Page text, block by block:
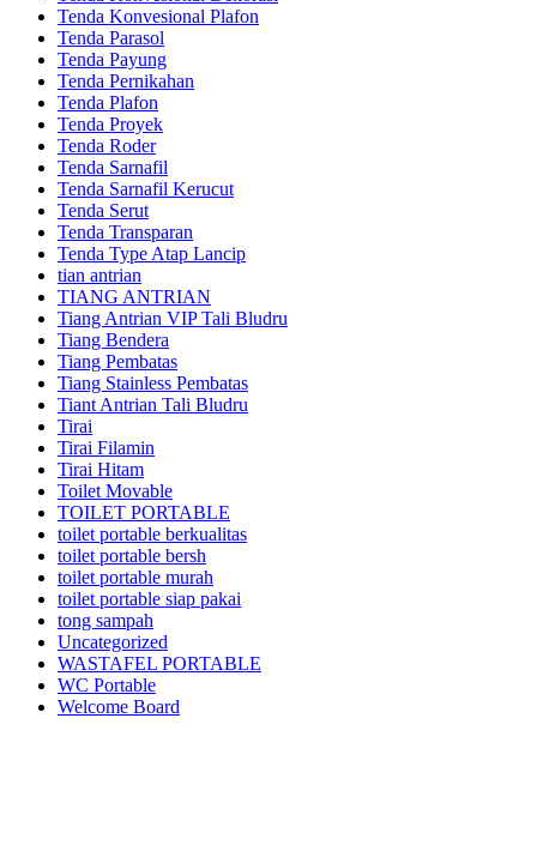
Tenda Konvesional Plafon
Tenda Parasol
Tenda Payung
Tenda Pernikahan
Tenda Plafon
Tenda Proyek
Tenda Roder
Tenda Sarnafil
Tenda Sarnafil Kerucut
Tenda Serut
Tenda Transparan
Tenda Type Atap Lancip
tian antrian
TIANG ANTRIAN
Tiang Antrian VIP Tali Bludru
Tiang Bendera
Tiang Pembatas
Tiang Stainless Pembatas
Tiant Antrian Tali Bludru
Tirai
Tirai Filamin
Tirai Hitam
Toilet Movable
TOILET PORTABLE
toilet portable berkualitas
toilet portable bersh
toilet portable murah
toilet portable siap pakai
tong sampah
Uncategorized
WASTAFEL PORTABLE
WC Portable
Welcome Board